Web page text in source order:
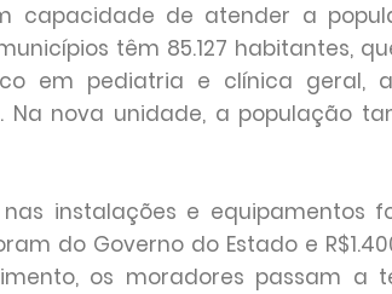
capacidade de atender a
têm 85.127 habitantes,
em pediatria e clínica geral,
Na nova unidade, a população
instalações e equipamentos
do Governo do Estado e
os moradores passam a